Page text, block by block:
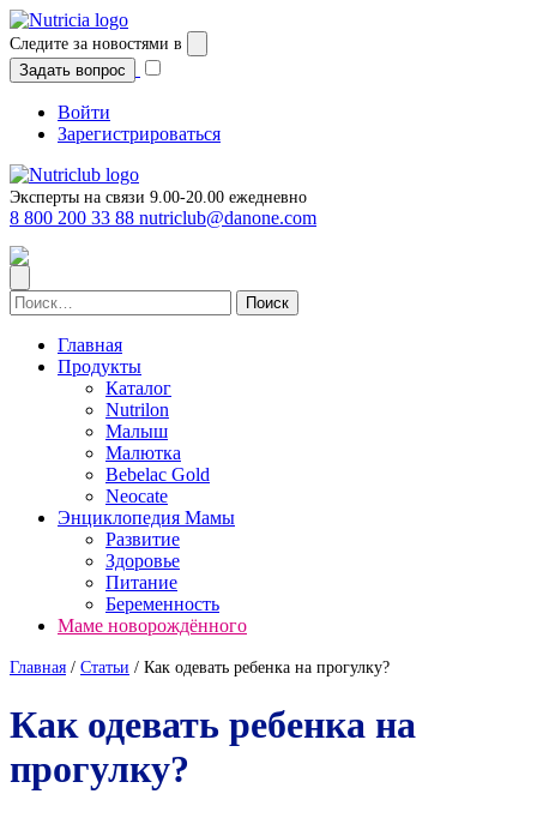
Перейти
к
содержимому
Следите за новостями в
Задать вопрос
Войти
Зарегистрироваться
Эксперты на связи 9.00-20.00 ежедневно
8 800 200 33 88 nutriclub@danone.com
Найти:
Главная
Продукты
Каталог
Nutrilon
Малыш
Малютка
Bebelac Gold
Neocate
Энциклопедия Мамы
Развитие
Здоровье
Питание
Беременность
Маме новорождённого
Главная / Cтатьи / Как одевать ребенка на прогулку?
Как одевать ребенка на
прогулку?